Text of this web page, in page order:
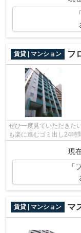
賃貸 | マンション フ
ぜひ一度見ていただきた
も楽に進むゴミ出し24時
現
「
賃貸 | マンション マ